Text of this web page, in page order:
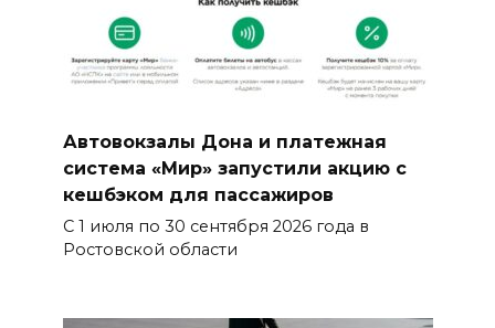
Автовокзалы Дона и платежная
система «Мир» запустили акцию с
кешбэком для пассажиров
С 1 июля по 30 сентября 2026 года в
Ростовской области